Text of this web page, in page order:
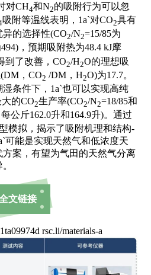
对CH4和N2的吸附行为可以忽
吸附等温线表明，1a`对CO2具有
的选择性(CO2/N2=15/85为
，预期吸附热为48.4 kJ摩
到了改善，CO2/H2O的理想吸
，CO2 /DM，H2O)为17.7。
条件下，1a`也可以实现高纯
大的CO2生产率(CO2/N2=18/85和
公斤162.0升和164.9升)。通过
模拟，揭示了吸附机理和结构-
可能是实现天然气和低浓度天
案，有望为气田的天然气分离
文链接
rsc.li/materials-a